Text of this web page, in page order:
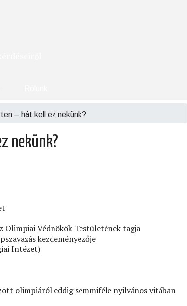
– hát kell ez nekünk?
nekünk?
Olimpiai Védnökök Testületének tagja
kezdeményezője
Intézet)
olimpiáról eddig semmiféle nyilvános vitában